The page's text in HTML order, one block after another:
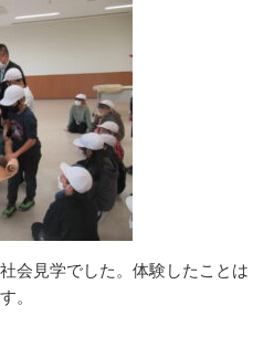
会見学でした。体験したことは
。